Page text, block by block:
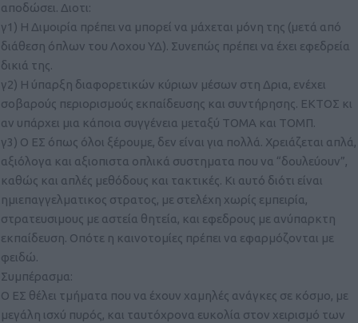
αποδώσει. Διοτι:
γ1) Η Διμοιρία πρέπει να μπορεί να μάχεται μόνη της (μετά από
διάθεση όπλων του Λοχου ΥΔ). Συνεπώς πρέπει να έχει εφεδρεία
δικιά της.
γ2) Η ύπαρξη διαφορετικών κύριων μέσων στη Δρια, ενέχει
σοβαρούς περιορισμούς εκπαίδευσης και συντήρησης. ΕΚΤΟΣ κι
αν υπάρχει μια κάποια συγγένεια μεταξύ ΤΟΜΑ και ΤΟΜΠ.
γ3) Ο ΕΣ όπως όλοι ξέρουμε, δεν είναι για πολλά. Χρειάζεται απλά,
αξιόλογα και αξιοπιστα οπλικά συστηματα που να “δουλεύουν”,
καθώς και απλές μεθόδους και τακτικές. Κι αυτό διότι είναι
ημιεπαγγελματικος στρατος, με στελέχη χωρίς εμπειρία,
στρατευσιμους με αστεία θητεία, και εφεδρους με ανύπαρκτη
εκπαίδευση. Οπότε η καινοτομίες πρέπει να εφαρμόζονται με
φειδώ.
Συμπέρασμα:
Ο ΕΣ θέλει τμήματα που να έχουν χαμηλές ανάγκες σε κόσμο, με
μεγάλη ισχύ πυρός, και ταυτόχρονα ευκολία στον χειρισμό των